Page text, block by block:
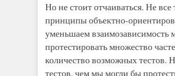
Но не стоит отчаиваться. Не
принципы объектно-
уменьшаем взаимозависимость
протестировать множество
количество возможных тестов.
тестов, чем мы могли бы